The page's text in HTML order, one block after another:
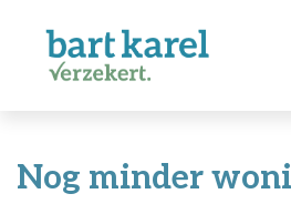
Nog minder